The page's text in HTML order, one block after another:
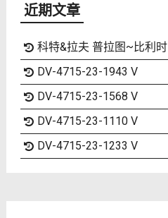
近期文章
科特&拉夫 普拉图~比利时
DV-4715-23-1943 V
DV-4715-23-1568 V
DV-4715-23-1110 V
DV-4715-23-1233 V